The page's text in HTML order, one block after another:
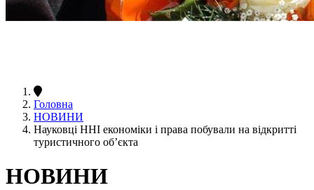
Головна
НОВИНИ
Науковці ННІ економіки і права побували на відкритті
туристичного об’єкта
НОВИНИ